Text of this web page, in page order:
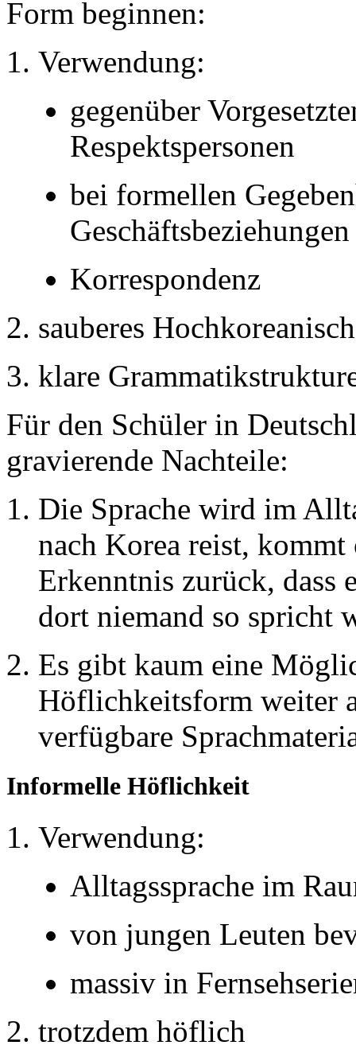
Form beginnen:
Verwendung:
gegenüber
Respektspersonen
bei formellen
Geschäftsbeziehungen
Korrespondenz
sauberes Hochkoreanisch
klare
Für den Schüler in
gravierende Nachteile:
Die Sprache wird im
nach Korea reist,
Erkenntnis zurück, dass
dort niemand so spricht
Es gibt kaum eine
Höflichkeitsform weiter
verfügbare
Informelle Höflichkeit
Verwendung:
Alltagssprache im
von jungen Leuten
massiv in
trotzdem höflich